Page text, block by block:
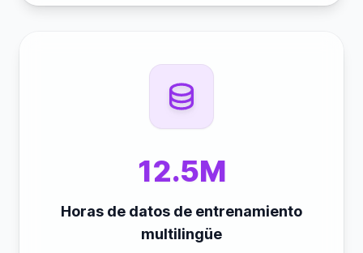
12.5M
Horas de datos de entrenamiento
multilingüe